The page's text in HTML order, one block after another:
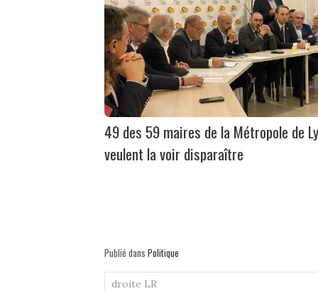
49 des 59 maires de la Métropole de
veulent la voir disparaître
Publié dans Politique
droite LR